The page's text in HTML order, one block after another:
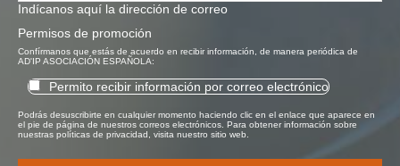
Indícanos aquí la dirección de correo
Permisos de promoción
Confírmanos que estás de acuerdo en recibir información, de manera periódica de
AD'IP ASOCIACIÓN ESPAÑOLA:
Permito recibir información por correo electrónico
Podrás desuscribirte en cualquier momento haciendo clic en el enlace que aparece en
el pie de página de nuestros correos electrónicos. Para obtener información sobre
nuestras políticas de privacidad, visita nuestro sitio web.